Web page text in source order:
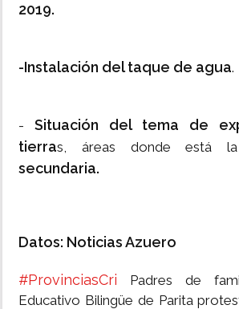
2019.
-Instalación del taque de agua.
- Situación del tema de
tierras, áreas donde está
secundaria.
Datos: Noticias Azuero
#ProvinciasCri Padres de
Educativo Bilingüe de Parita